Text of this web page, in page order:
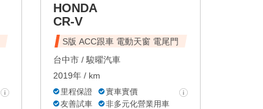
HONDA
CR-V
S版 ACC跟車 電動天窗 電尾門
台中市 / 駿曜汽車
2019年 / km
里程保證
實車實價
友善試車
非多元化營業用車